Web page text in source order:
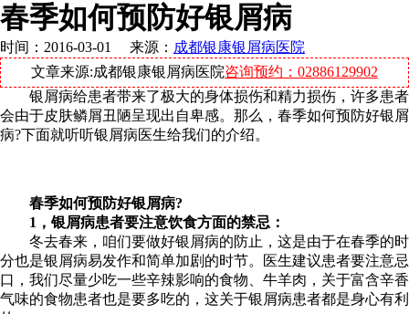
春季如何预防好银屑病
时间：2016-03-01 来源： 成都银康银屑病医院
文章来源:成都银康银屑病医院咨询预约：02886129902
银屑病给患者带来了极大的身体损伤和精力损伤，许多患者
会由于皮肤鳞屑丑陋呈现出自卑感。那么，春季如何预防好银屑
病?下面就听听银屑病医生给我们的介绍。
春季如何预防好银屑病?
1，银屑病患者要注意饮食方面的禁忌：
冬去春来，咱们要做好银屑病的防止，这是由于在春季的时
分也是银屑病易发作和简单加剧的时节。医生建议患者要注意忌
口，我们尽量少吃一些辛辣影响的食物、牛羊肉，关于富含辛香
气味的食物患者也是要多吃的，这关于银屑病患者都是身心有利